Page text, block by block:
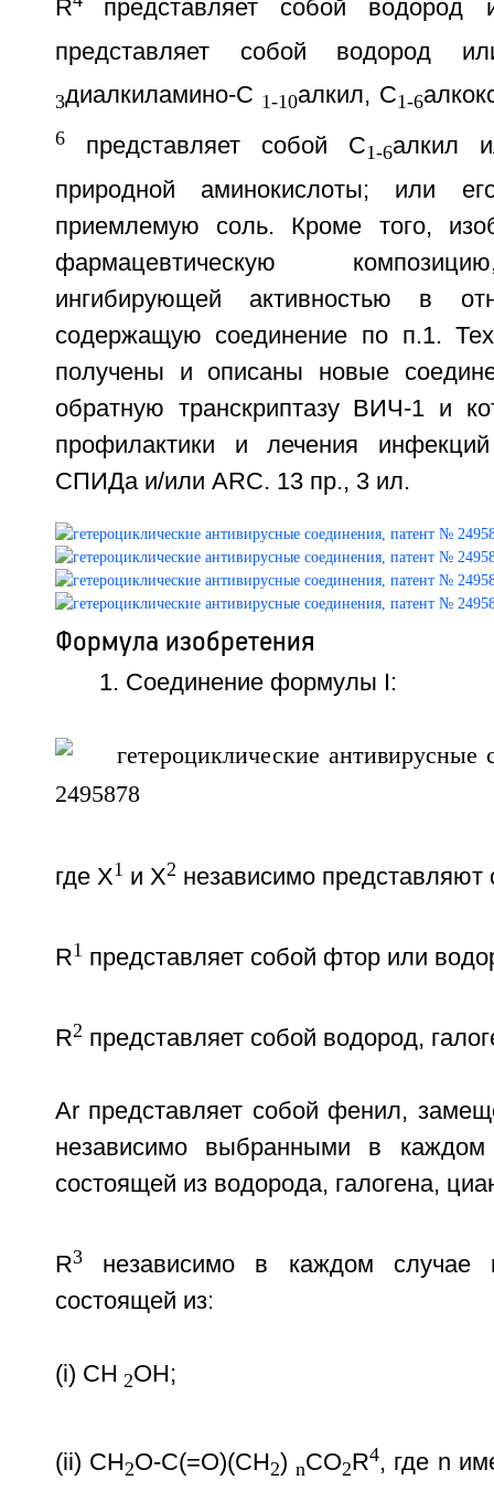
R
представляет собой водород
представляет собой водород
3диалкиламино-C 1-10алкил, C1-6
6представляет собой C1-6алкил
природной аминокислоты; или
приемлемую соль. Кроме того,
фармацевтическую
ингибирующей активностью в
содержащую соединение по п.1.
получены и описаны новые
обратную транскриптазу ВИЧ-1 и
профилактики и лечения
СПИДа и/или ARC. 13 пр., 3 ил.
Формула изобретения
1. Соединение формулы I:
где X1 и X2 независимо
R1 представляет собой фтор или
R2 представляет собой водород,
Ar представляет собой фенил,
независимо выбранными в
состоящей из водорода, галогена,
R3независимо в каждом случае
состоящей из:
(i) CH 2OH;
(ii) CH2O-C(=O)(CH2) nCO2R4, где n